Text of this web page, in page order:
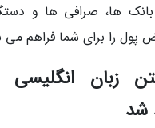
ها، صرافی ها و
پول را برای شما فراهم می
زبان
شد